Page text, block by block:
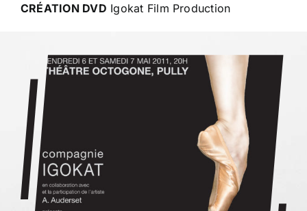
CRÉATION DVD Igokat Film Production